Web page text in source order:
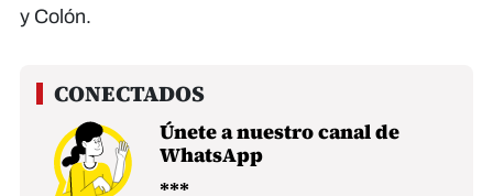
y Colón.
Únete a nuestro canal de
WhatsApp